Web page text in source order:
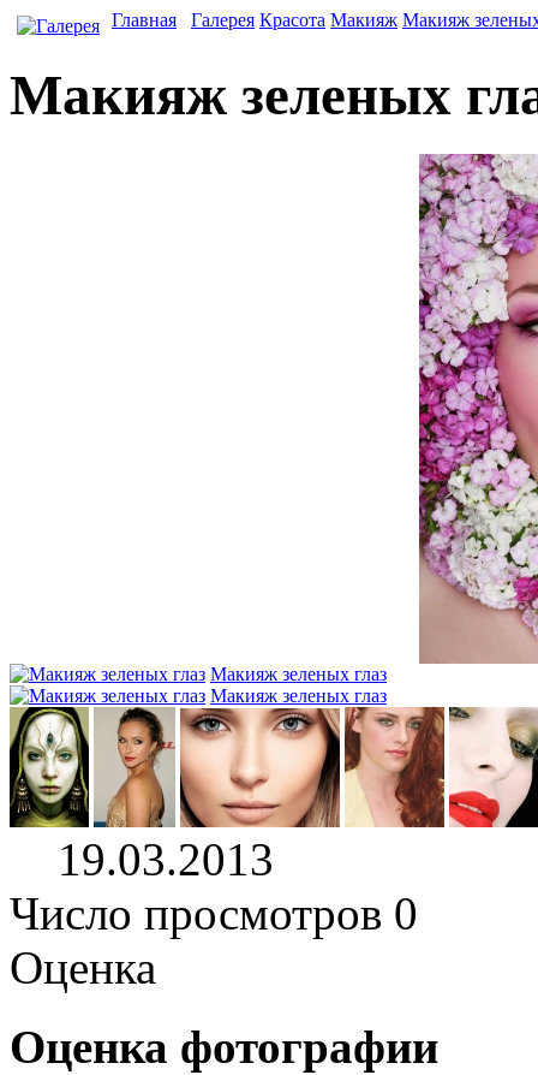
Главная Галерея Красота Макияж Макияж
Макияж зеленых
Макияж зеленых глаз
Макияж зеленых глаз
19.03.2013
Число просмотров 0
Оценка
Оценка фотографии